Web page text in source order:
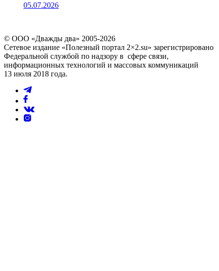
05.07.2026
© ООО «Дважды два» 2005-2026
Сетевое издание «Полезный портал 2×2.su» зарегистрировано
Федеральной службой по надзору в сфере связи,
информационных технологий и массовых коммуникаций
13 июля 2018 года.